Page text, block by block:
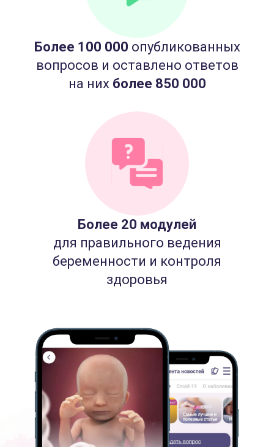
Более 100 000 опубликованных
вопросов и оставлено ответов
на них более 850 000
Более 20 модулей
для правильного ведения
беременности и контроля
здоровья